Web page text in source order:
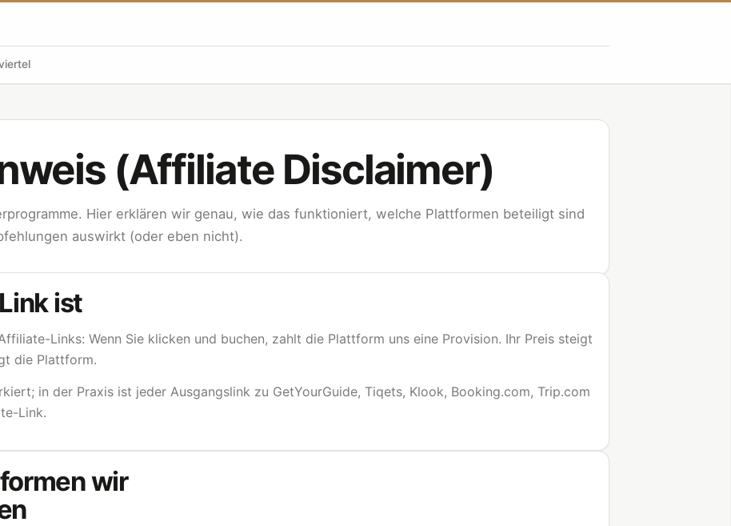
(Affiliate Disclaimer)
Hier erklären wir genau, wie das funktioniert, welche Plattformen beteiligt sind
auswirkt (oder eben nicht).
ist
Links: Wenn Sie klicken und buchen, zahlt die Plattform uns eine Provision. Ihr Preis steigt
die Plattform.
in der Praxis ist jeder Ausgangslink zu GetYourGuide, Tiqets, Klook, Booking.com, Trip.com
Link.
wir